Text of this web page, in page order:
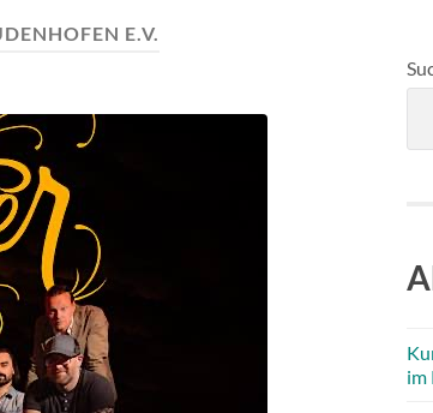
E.V.
im